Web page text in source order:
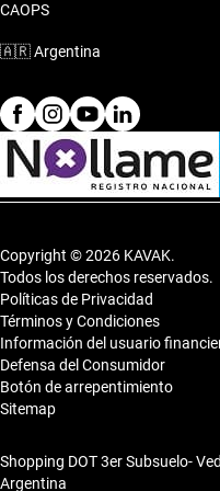
CAOPS
🇦🇷Argentina
Copyright © 2026 KAVAK.
Todos los derechos reservados.
Políticas de Privacidad
Términos y Condiciones
Información del usuario
Defensa del Consumidor
Botón de arrepentimiento
Sitemap
Shopping DOT 3er Subsuelo-
Argentina